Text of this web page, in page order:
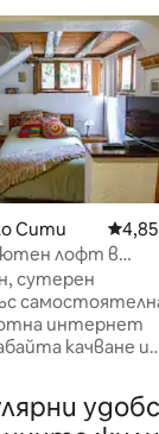
Сити
4,85
лофт в
Прекрасна
сутерен
интернет
качване и
на
-